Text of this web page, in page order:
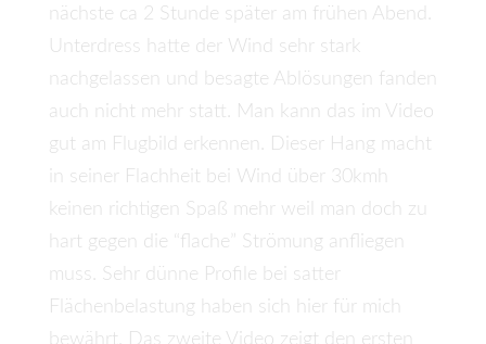
nächste ca 2 Stunde später am frühen Abend.
Unterdress hatte der Wind sehr stark
nachgelassen und besagte Ablösungen fanden
auch nicht mehr statt. Man kann das im Video
gut am Flugbild erkennen. Dieser Hang macht
in seiner Flachheit bei Wind über 30kmh
keinen richtigen Spaß mehr weil man doch zu
hart gegen die “flache” Strömung anfliegen
muss. Sehr dünne Profile bei satter
Flächenbelastung haben sich hier für mich
bewährt. Das zweite Video zeigt den ersten